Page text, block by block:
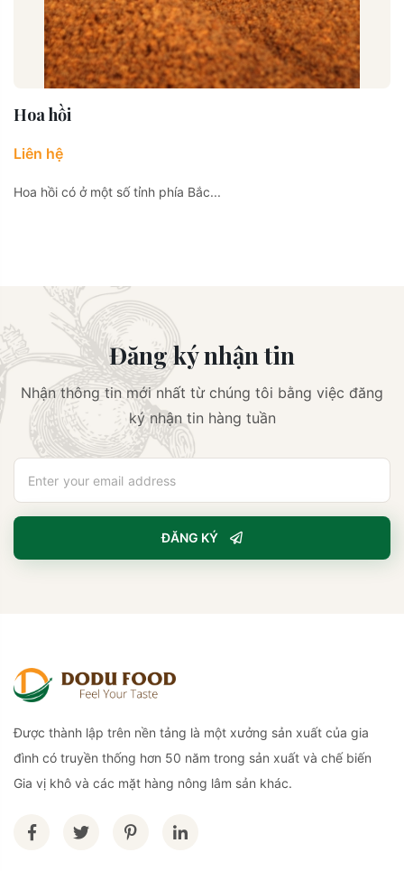
Hoa hồi
Liên hệ
Hoa hồi có ở một số tỉnh phía Bắc...
Đăng ký nhận tin
Nhận thông tin mới nhất từ chúng tôi bằng việc đăng
ký nhận tin hàng tuần
ĐĂNG KÝ
Được thành lập trên nền tảng là một xưởng sản xuất của gia
đình có truyền thống hơn 50 năm trong sản xuất và chế biến
Gia vị khô và các mặt hàng nông lâm sản khác.